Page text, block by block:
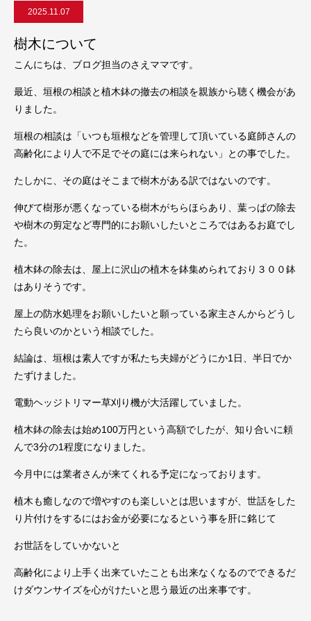
2025.11.07
樹木について
こんにちは、ブログ担当のさえママです。
最近、垣根の相談と植木鉢の撤去の相談を親族から聴く機会があ
りました。
垣根の相談は「いつも垣根などを管理して頂いている庭師さんの
高齢化により人で不足でその庭には来られない」との事でした。
たしかに、その庭はそこまで樹木がある訳ではないのです。
伸びて樹形が悪くなっている樹木がちらほらあり、葉っぱの除去
や樹木の剪定など専門的にお願いしたいところではあるお庭でし
た。
植木鉢の除去は、屋上に沢山の植木を鉢集められており３００鉢
はありそうです。
屋上の防水処理をお願いしたいと願っている家主さんからどうし
たら良いのかという相談でした。
結論は、垣根は素人ですが私たち夫婦がどうにか1日、半日でか
たずけました。
電動ヘッジトリマー草刈り機が大活躍していました。
植木鉢の除去は始め100万円という高額でしたが、知り合いに頼
んで3分の1程度になりました。
今月中には業者さんが来てくれる予定になっております。
植木も癒しなので増やすのも楽しいとは思いますが、世話をした
り片付けをするにはお金が必要になるという事を肝に銘じて
お世話をしていかないと
高齢化により上手く出来ていたことも出来なくなるのでできるだ
けダウンサイズを心がけたいと思う最近の出来事です。